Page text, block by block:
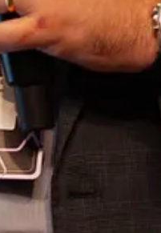
empresariais
. As
setores. Empresas de
A capacidade de criar
a adoção de tecnologias de